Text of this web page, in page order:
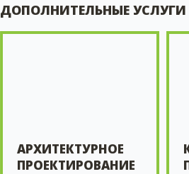
ДОПОЛНИТЕЛЬНЫЕ УСЛУГИ
АРХИТЕКТУРНОЕ
ПРОЕКТИРОВАНИЕ